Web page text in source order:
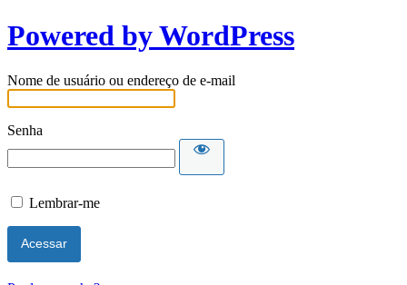
Powered by WordPress
Nome de usuário ou endereço de e-mail
Senha
Lembrar-me